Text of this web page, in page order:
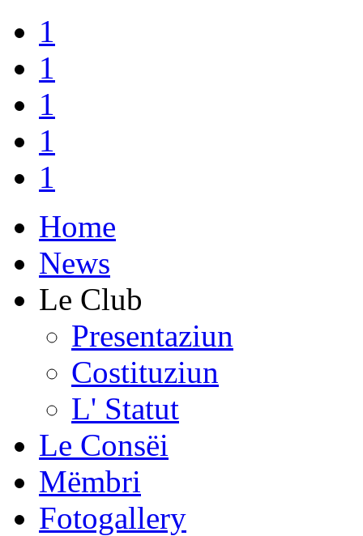
1
1
1
1
1
Home
News
Le Club
Presentaziun
Costituziun
L' Statut
Le Consëi
Mëmbri
Fotogallery